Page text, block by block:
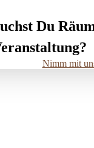
Du
Nimm mit